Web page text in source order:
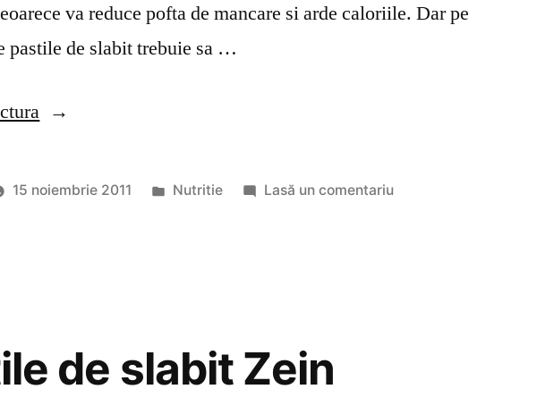
va reduce pofta de mancare si arde caloriile. Dar pe
pastile de slabit trebuie sa …
„Pastila
slabit
15 noiembrie 2011
Publicat
Nutritie Lasă un comentariula
de slabit Zein